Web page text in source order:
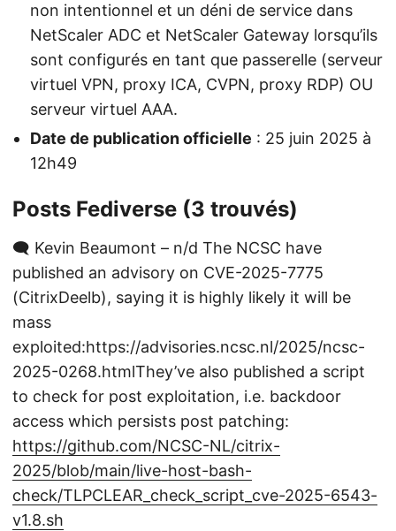
non intentionnel et un déni de service dans
NetScaler ADC et NetScaler Gateway lorsqu’ils
sont configurés en tant que passerelle (serveur
virtuel VPN, proxy ICA, CVPN, proxy RDP) OU
serveur virtuel AAA.
Date de publication officielle : 25 juin 2025 à
12h49
Posts Fediverse (3 trouvés)
🗨️ Kevin Beaumont – n/d The NCSC have
published an advisory on CVE-2025-7775
(CitrixDeelb), saying it is highly likely it will be
mass
exploited:https://advisories.ncsc.nl/2025/ncsc-
2025-0268.htmlThey’ve also published a script
to check for post exploitation, i.e. backdoor
access which persists post patching:
https://github.com/NCSC-NL/citrix-
2025/blob/main/live-host-bash-
check/TLPCLEAR_check_script_cve-2025-6543-
v1.8.sh